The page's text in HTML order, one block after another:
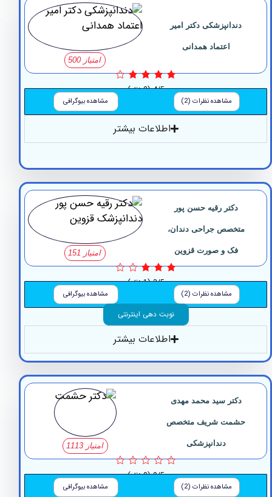
دندانپزشکی دکتر امیر
اعتماد همدانی
4/5 (2 نظر)
مشاهده نظرات (2) مشاهده بیوگرافی
اطلاعات بیشتر
دکتر رقیه حسن پور
جراحی دندان،
فک و صورت قزوین
3/5 (1 نظر)
مشاهده نظرات (2) مشاهده بیوگرافی
نوبت دهی اینترنتی
اطلاعات بیشتر
دکتر سید محمد مهدی
شریف متخصص
دندانپزشکی
0/5 (0 نظر)
مشاهده نظرات (2) مشاهده بیوگرافی